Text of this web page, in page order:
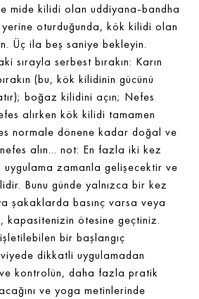
mide kilidi olan uddiyana-bandha
yerine oturduğunda, kök kilidi olan
Üç ila beş saniye bekleyin.
sırayla serbest bırakın: Karın
(bu, kök kilidinin gücünü
boğaz kilidini açın; Nefes
alırken kök kilidi tamamen
normale dönene kadar doğal ve
alın… not: En fazla iki kez
uygulama zamanla gelişecektir ve
Bunu günde yalnızca bir kez
şakaklarda basınç varsa veya
kapasitenizin ötesine geçtiniz.
bir başlangıç
dikkatli uygulamadan
ve kontrolün, daha fazla pratik
ve yoga metinlerinde